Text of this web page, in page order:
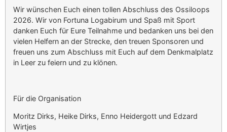
Wir wünschen Euch einen tollen Abschluss des Ossiloops
2026. Wir von Fortuna Logabirum und Spaß mit Sport
danken Euch für Eure Teilnahme und bedanken uns bei den
vielen Helfern an der Strecke, den treuen Sponsoren und
freuen uns zum Abschluss mit Euch auf dem Denkmalplatz
in Leer zu feiern und zu klönen.
Für die Organisation
Moritz Dirks, Heike Dirks, Enno Heidergott und Edzard
Wirtjes